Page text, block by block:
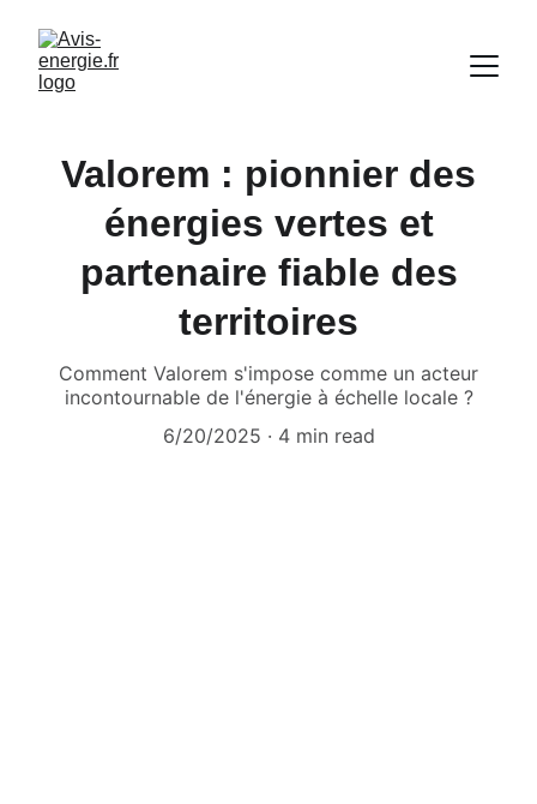
Valorem : pionnier des
énergies vertes et
partenaire fiable des
territoires
Comment Valorem s'impose comme un acteur
incontournable de l'énergie à échelle locale ?
6/20/2025
4 min read